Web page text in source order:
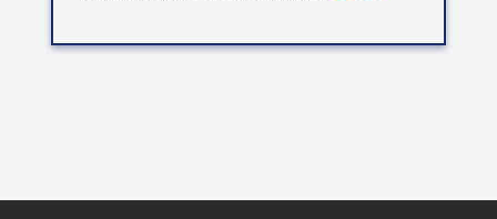
Data powstania obowiązku